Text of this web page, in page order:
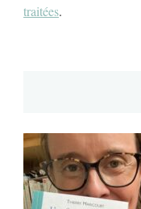
traitées.